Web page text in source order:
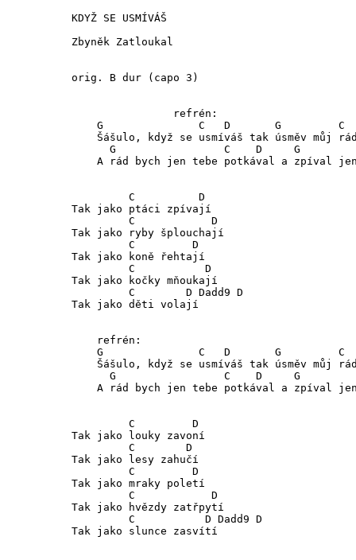
KDYŽ SE USMÍVÁŠ
Zbyněk Zatloukal
orig. B dur (capo 3)
G               C   D       G         C
Šášulo, když se usmíváš tak úsměv můj
G                 C    D     G
A rád bych jen tebe potkával a zpíval
         C          D
Tak jako ptáci zpívají
         C            D
Tak jako ryby šplouchají
         C         D
Tak jako koně řehtají
         C           D
Tak jako kočky mňoukají
         C        D Dadd9 D
Tak jako děti volají
    refrén:
G               C   D       G         C
Šášulo, když se usmíváš tak úsměv můj
G                 C    D     G
A rád bych jen tebe potkával a zpíval
         C         D
Tak jako louky zavoní
         C        D
Tak jako lesy zahučí
         C         D
Tak jako mraky poletí
         C            D
Tak jako hvězdy zatřpytí
         C           D Dadd9 D
Tak jako slunce zasvítí